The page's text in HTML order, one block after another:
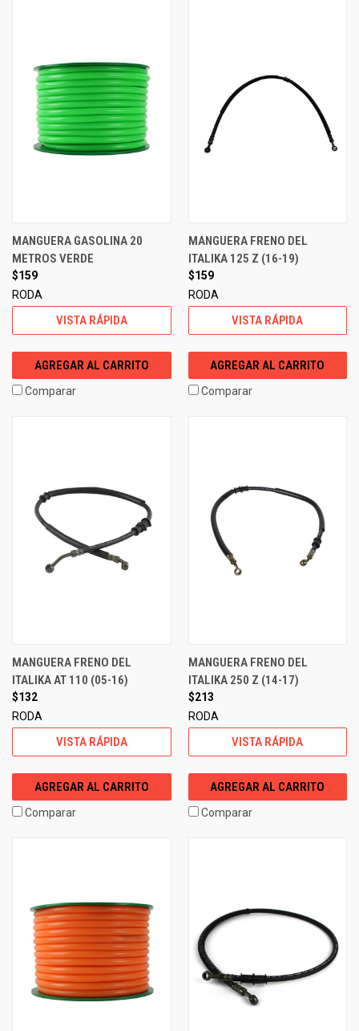
MANGUERA GASOLINA 20
METROS VERDE
$159
RODA
VISTA RÁPIDA
AGREGAR AL CARRITO
Comparar
MANGUERA FRENO DEL
ITALIKA 125 Z (16-19)
$159
RODA
VISTA RÁPIDA
AGREGAR AL CARRITO
Comparar
MANGUERA FRENO DEL
ITALIKA AT 110 (05-16)
$132
RODA
VISTA RÁPIDA
AGREGAR AL CARRITO
Comparar
MANGUERA FRENO DEL
ITALIKA 250 Z (14-17)
$213
RODA
VISTA RÁPIDA
AGREGAR AL CARRITO
Comparar